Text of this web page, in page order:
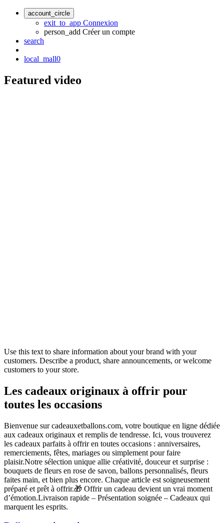
account_circle
exit_to_app Connexion
person_add Créer un compte
search
local_mall0
Featured video
Use this text to share information about your brand with your
customers. Describe a product, share announcements, or welcome
customers to your store.
Les cadeaux originaux à offrir pour
toutes les occasions
Bienvenue sur cadeauxetballons.com, votre boutique en ligne dédiée
aux cadeaux originaux et remplis de tendresse. Ici, vous trouverez
les cadeaux parfaits à offrir en toutes occasions : anniversaires,
remerciements, fêtes, mariages ou simplement pour faire
plaisir.Notre sélection unique allie créativité, douceur et surprise :
bouquets de fleurs en rose de savon, ballons personnalisés, fleurs
faites main, et bien plus encore. Chaque article est soigneusement
préparé et prêt à offrir.🎁 Offrir un cadeau devient un vrai moment
d’émotion.Livraison rapide – Présentation soignée – Cadeaux qui
marquent les esprits.